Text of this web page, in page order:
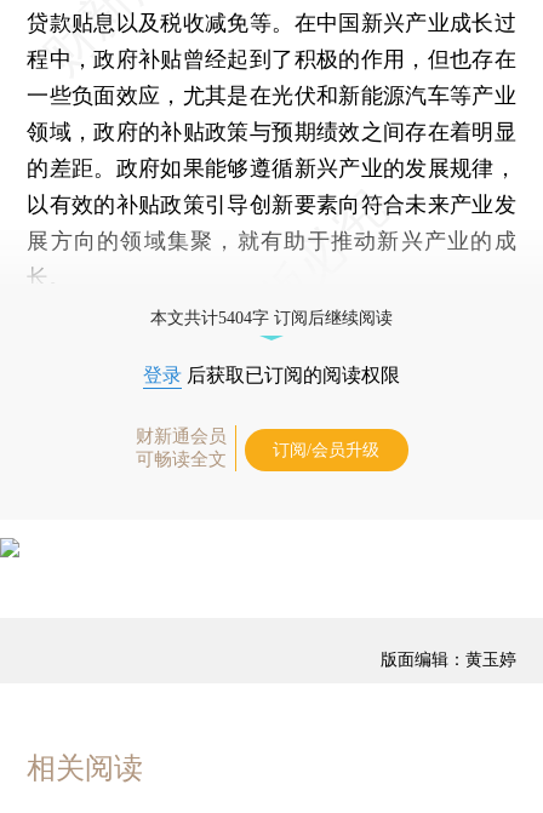
贷款贴息以及税收减免等。在中国新兴产业成长过
程中，政府补贴曾经起到了积极的作用，但也存在
一些负面效应，尤其是在光伏和新能源汽车等产业
领域，政府的补贴政策与预期绩效之间存在着明显
的差距。政府如果能够遵循新兴产业的发展规律，
以有效的补贴政策引导创新要素向符合未来产业发
展方向的领域集聚，就有助于推动新兴产业的成
长。
本文共计5404字 订阅后继续阅读
登录 后获取已订阅的阅读权限
财新通会员
可畅读全文
订阅/会员升级
版面编辑：黄玉婷
相关阅读